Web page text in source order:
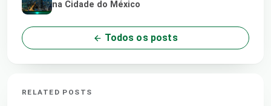
na Cidade do México
Todos os posts
RELATED POSTS